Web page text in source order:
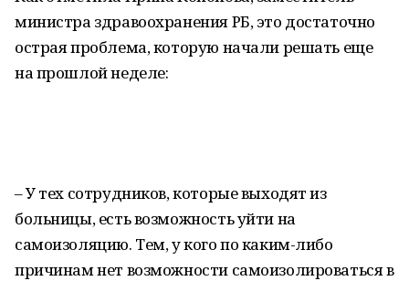
министра здравоохранения РБ, это достаточно
острая проблема, которую начали решать еще
на прошлой неделе:
– У тех сотрудников, которые выходят из
больницы, есть возможность уйти на
самоизоляцию. Тем, у кого по каким-либо
причинам нет возможности самоизолироваться в